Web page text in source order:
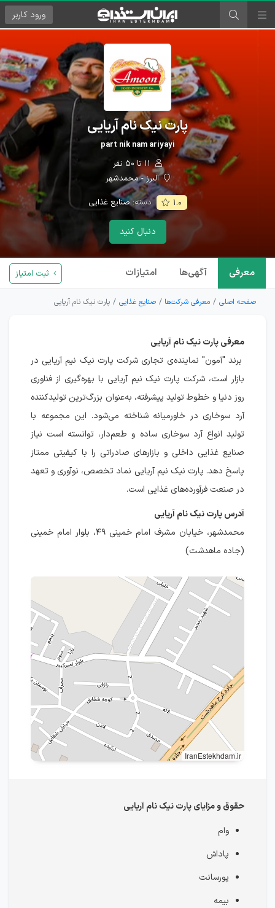
ورود کاربر
پارت نیک نام آریایی
part nik nam ariyayi
۱۱ تا ۵۰ نفر
البرز - محمدشهر
۱.۰ دسته:صنایع غذایی
دنبال کنید
معرفی آگهی‌ها امتیازات ثبت امتیاز
صفحه اصلی معرفی شرکت‌ها صنایع غذایی پارت نیک نام آریایی
معرفی پارت نیک نام آریایی
برند "آمون" نماینده‌ی تجاری شرکت پارت نیک نیم آریایی در
بازار است، شرکت پارت نیک نیم آریایی با بهره‌گیری از فناوری
روز دنیا و خطوط تولید پیشرفته، به‌عنوان بزرگ‌ترین تولیدکننده
آرد سوخاری در خاورمیانه شناخته می‌شود. این مجموعه با
تولید انواع آرد سوخاری ساده و طعم‌دار، توانسته است نیاز
صنایع غذایی داخلی و بازارهای صادراتی را با کیفیتی ممتاز
پاسخ دهد. پارت نیک نیم آریایی نماد تخصص، نوآوری و تعهد
در صنعت فرآورده‌های غذایی است.
آدرس پارت نیک نام آریایی
محمدشهر، خیابان مشرف امام خمینی ۴۹، بلوار امام خمینی
(جاده ماهدشت)
IranEstekhdam.ir
حقوق و مزایای پارت نیک نام آریایی
وام
پاداش
پورسانت
بیمه